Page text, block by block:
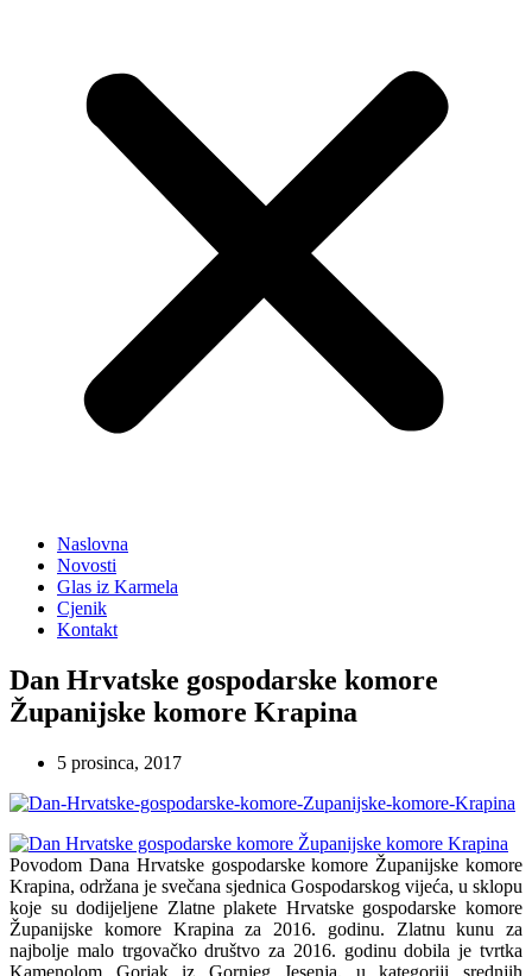
Naslovna
Novosti
Glas iz Karmela
Cjenik
Kontakt
Dan Hrvatske gospodarske komore
Županijske komore Krapina
5 prosinca, 2017
Povodom Dana Hrvatske gospodarske komore Županijske komore
Krapina, održana je svečana sjednica Gospodarskog vijeća, u sklopu
koje su dodijeljene Zlatne plakete Hrvatske gospodarske komore
Županijske komore Krapina za 2016. godinu. Zlatnu kunu za
najbolje malo trgovačko društvo za 2016. godinu dobila je tvrtka
Kamenolom Gorjak iz Gornjeg Jesenja, u kategoriji srednjih